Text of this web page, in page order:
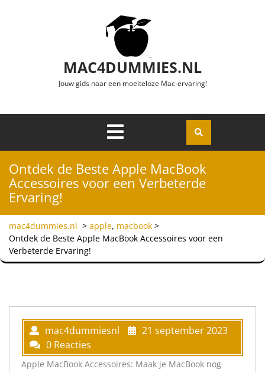
MAC4DUMMIES.NL
Jouw gids naar een moeiteloze Mac-ervaring!
Openen
Ontdek de Beste Apple MacBook
Accessoires voor een Verbeterde
Ervaring!
mac4dummies.nl > apple, macbook >
Ontdek de Beste Apple MacBook Accessoires voor een
Verbeterde Ervaring!
mac4dummiesnl
21 september 2023
0 Reacties
Apple MacBook Accessoires: Maak je MacBook nog